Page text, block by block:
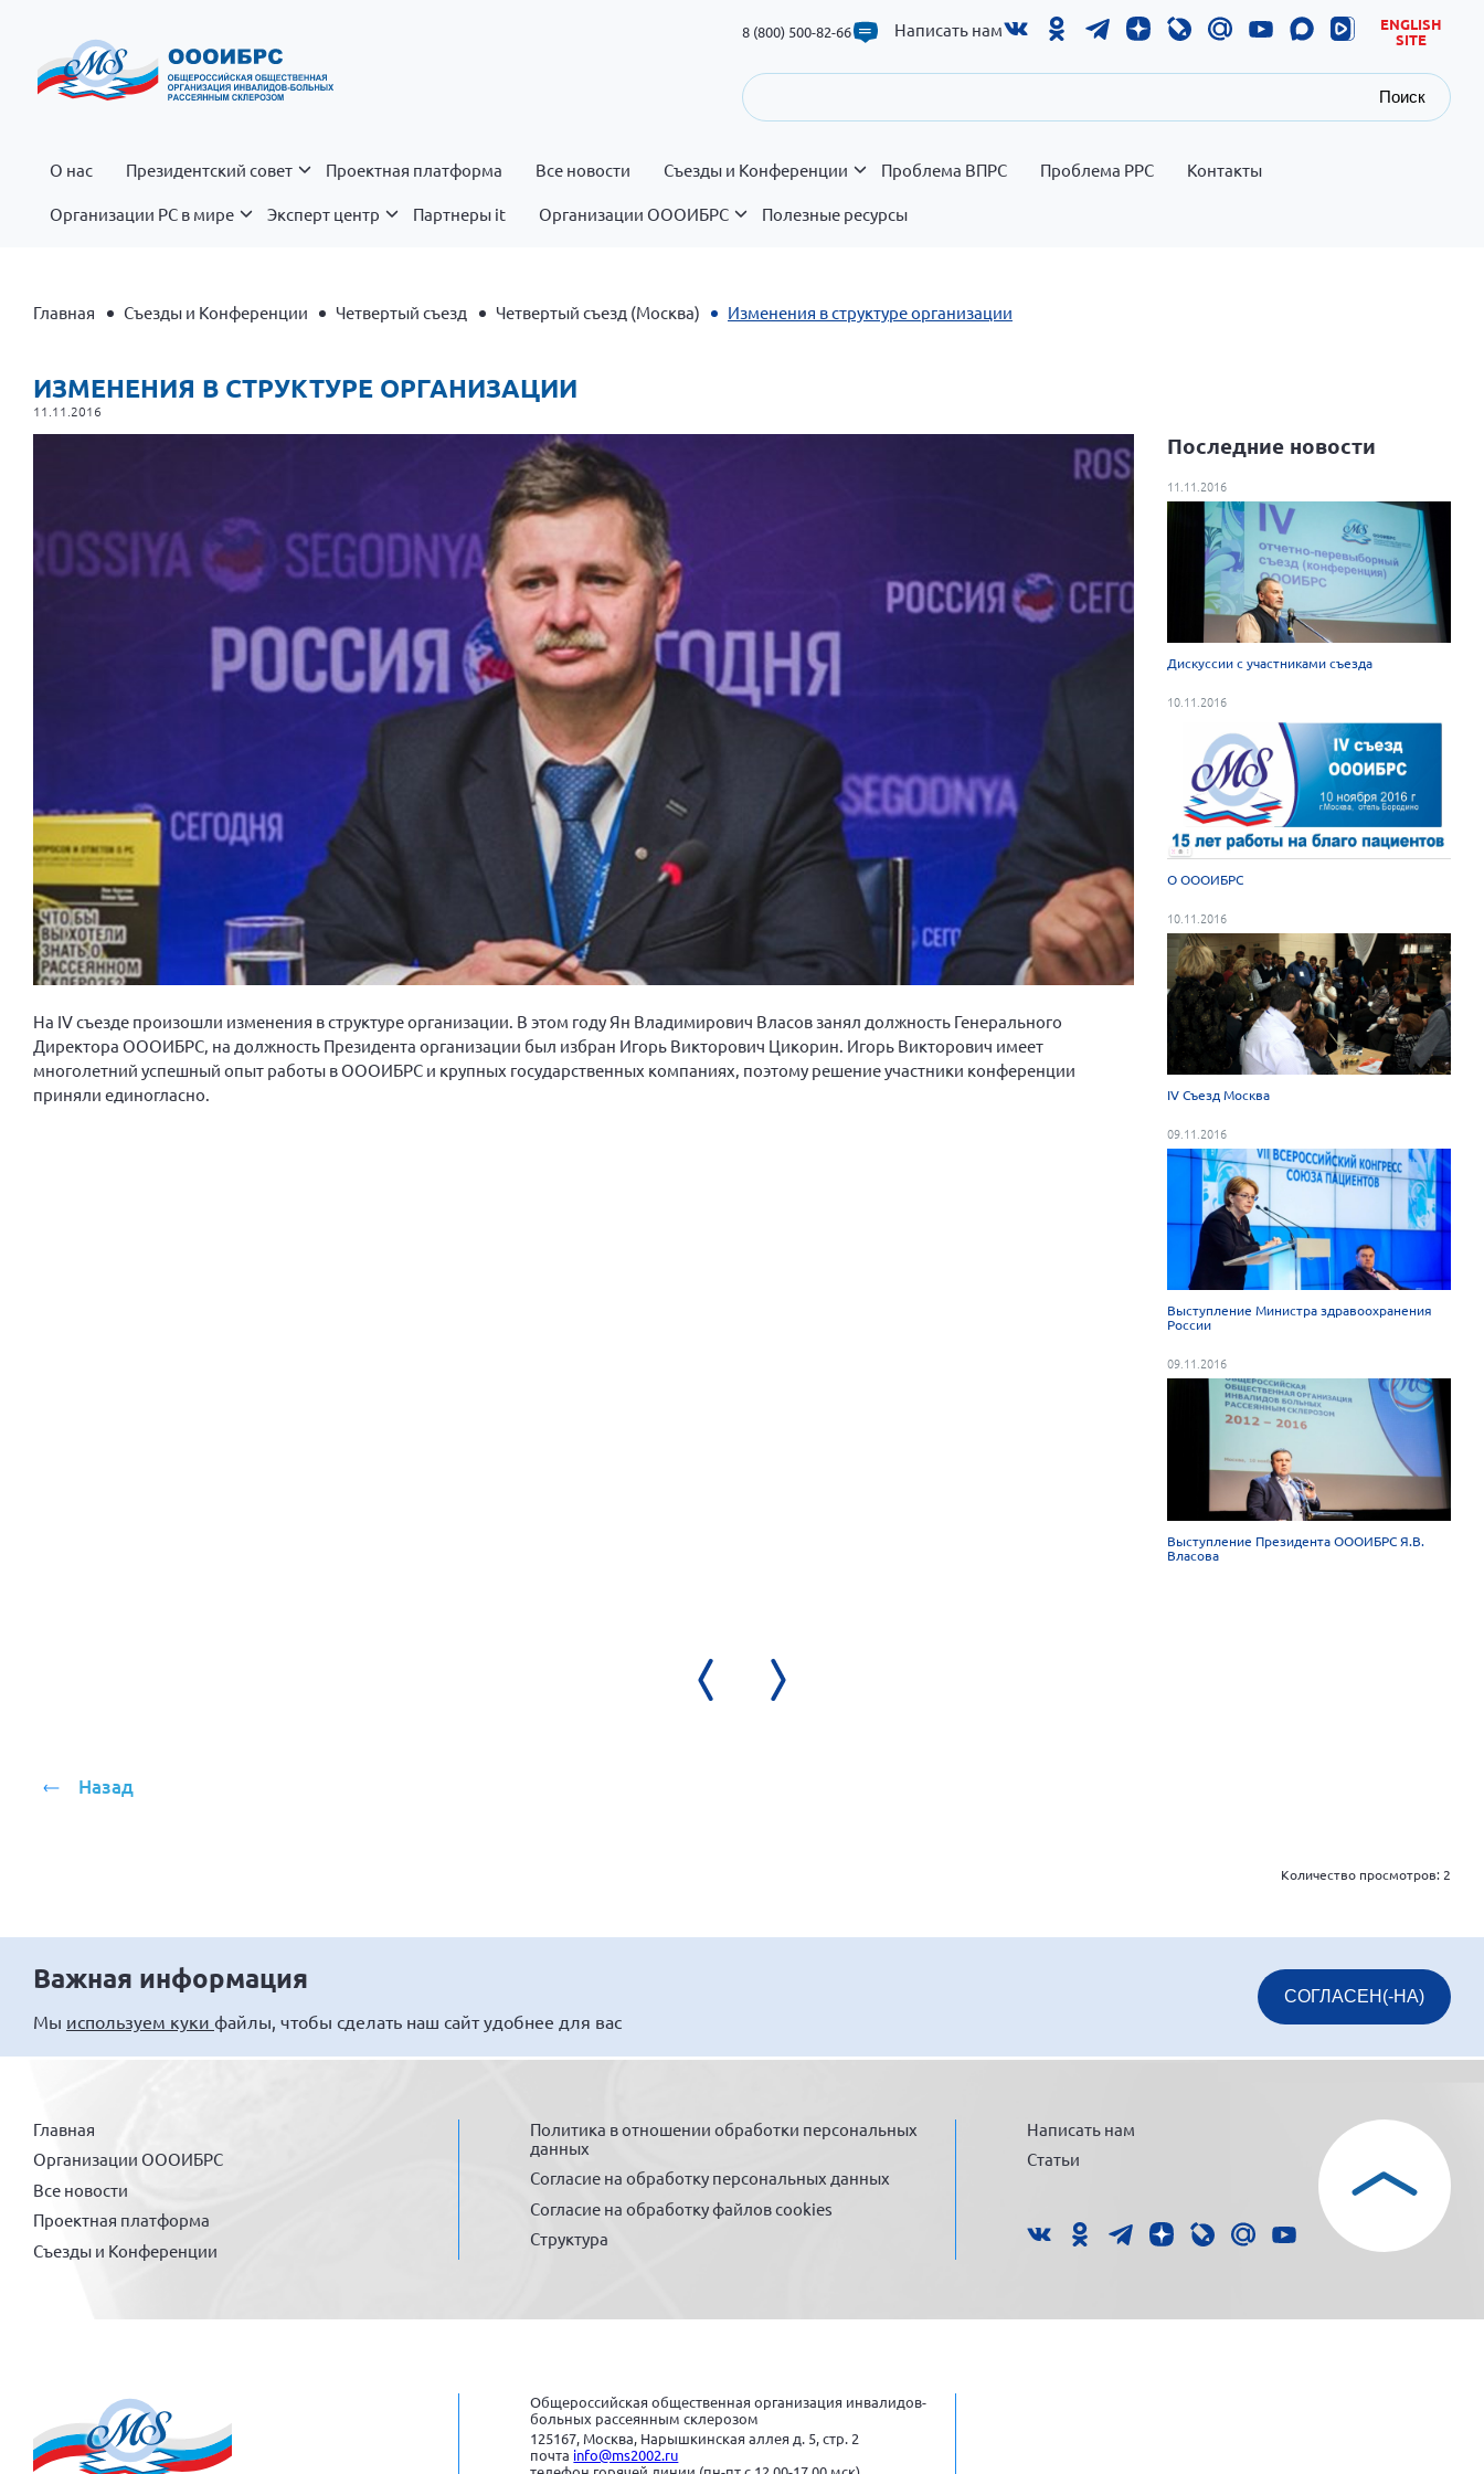
8 (800) 500-82-66 Написать нам
ENGLISH
SITE
Поиск
О нас Президентский совет Проектная платформа Все новости Съезды и Конференции Проблема ВПРС Проблема РРС Контакты
Организации РС в мире Эксперт центр Партнеры it Организации ОООИБРС Полезные ресурсы
Главная Съезды и Конференции Четвертый съезд Четвертый съезд (Москва) Изменения в структуре организации
ИЗМЕНЕНИЯ В СТРУКТУРЕ ОРГАНИЗАЦИИ
11.11.2016
На IV съезде произошли изменения в структуре организации. В этом году Ян Владимирович Власов занял должность Генерального
Директора ОООИБРС, на должность Президента организации был избран Игорь Викторович Цикорин. Игорь Викторович имеет
многолетний успешный опыт работы в ОООИБРС и крупных государственных компаниях, поэтому решение участники конференции
приняли единогласно.
Последние новости
11.11.2016
Дискуссии с участниками съезда
10.11.2016
О ОООИБРС
10.11.2016
IV Съезд Москва
09.11.2016
Выступление Министра здравоохранения
России
09.11.2016
Выступление Президента ОООИБРС Я.В.
Власова
Назад
Количество просмотров: 2
Важная информация
Мы используем куки файлы, чтобы сделать наш сайт удобнее для вас
СОГЛАСЕН(-НА)
Главная
Организации ОООИБРС
Все новости
Проектная платформа
Съезды и Конференции
Политика в отношении обработки персональных
данных
Согласие на обработку персональных данных
Согласие на обработку файлов cookies
Структура
Написать нам
Статьи
Общероссийская общественная организация инвалидов-
больных рассеянным склерозом
125167, Москва, Нарышкинская аллея д. 5, стр. 2
почта info@ms2002.ru